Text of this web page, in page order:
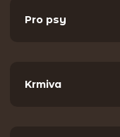
Pro psy
Krmiva